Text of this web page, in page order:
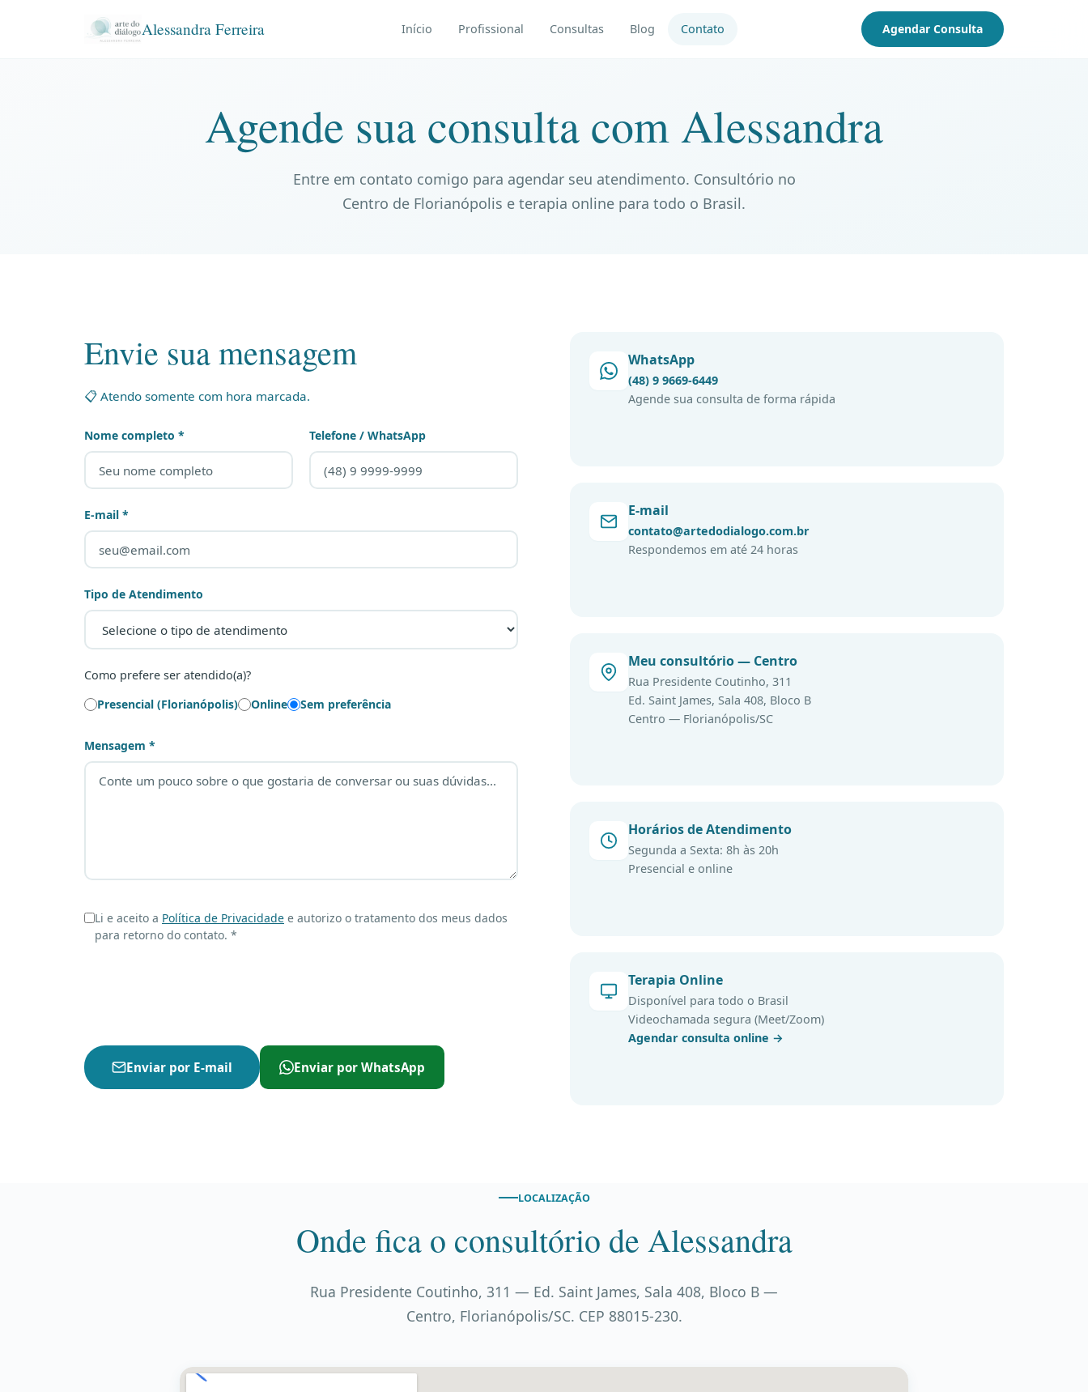
Alessandra Ferreira Início Profissional Consultas Blog Contato Agendar Consulta
Agende sua consulta com Alessandra
Entre em contato comigo para agendar seu atendimento. Consultório no
Centro de Florianópolis e terapia online para todo o Brasil.
Envie sua mensagem
📋 Atendo somente com hora marcada.
Nome completo * Telefone / WhatsApp
E-mail *
Tipo de Atendimento
Como prefere ser atendido(a)?
Presencial (Florianópolis)
Online Sem preferência
Mensagem *
Li e aceito a Política de Privacidade e autorizo o tratamento dos meus dados
para retorno do contato. *
Enviar por E-mail Enviar por WhatsApp
WhatsApp
(48) 9 9669-6449
Agende sua consulta de forma rápida
E-mail
contato@artedodialogo.com.br
Respondemos em até 24 horas
Meu consultório — Centro
Rua Presidente Coutinho, 311
Ed. Saint James, Sala 408, Bloco B
Centro — Florianópolis/SC
Horários de Atendimento
Segunda a Sexta: 8h às 20h
Presencial e online
Terapia Online
Disponível para todo o Brasil
Videochamada segura (Meet/Zoom)
Agendar consulta online →
LOCALIZAÇÃO
Onde fica o consultório de Alessandra
Rua Presidente Coutinho, 311 — Ed. Saint James, Sala 408, Bloco B —
Centro, Florianópolis/SC. CEP 88015-230.